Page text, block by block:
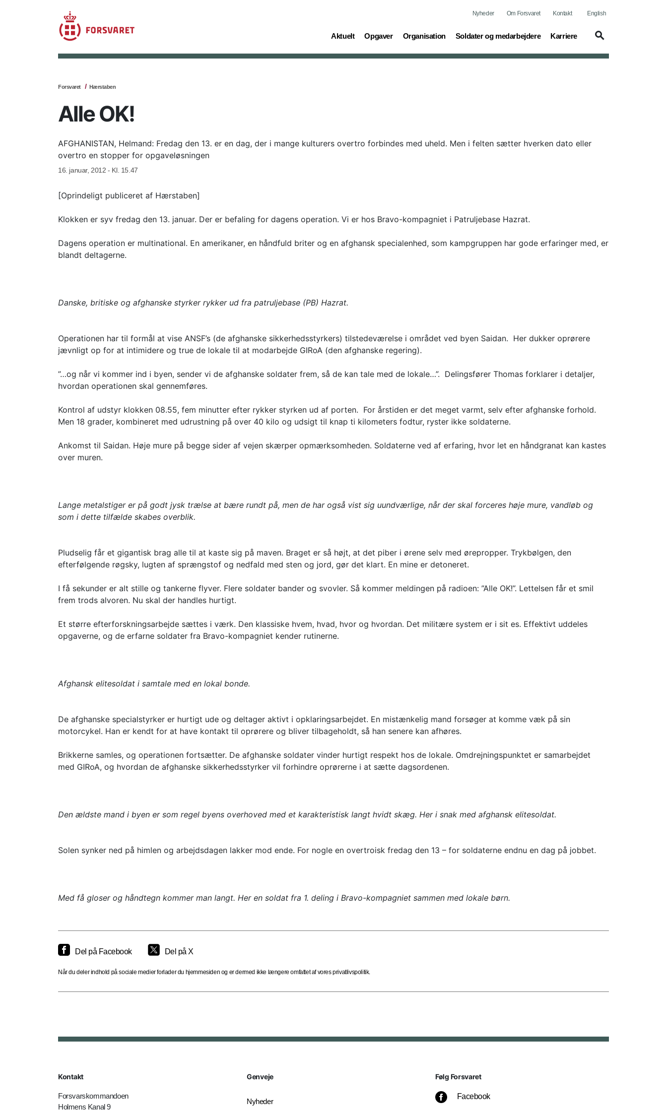
Nyheder Om Forsvaret Kontakt English
Aktuelt
(current) Opgaver
(current) Organisation
(current) Soldater og medarbejdere
(current) Karriere
(current)
Forsvaret Hærstaben
Alle OK!
AFGHANISTAN, Helmand: Fredag den 13. er en dag, der i mange kulturers overtro forbindes med uheld. Men i felten sætter hverken dato eller
overtro en stopper for opgaveløsningen
16. januar, 2012 - Kl. 15.47
[Oprindeligt publiceret af Hærstaben]
Klokken er syv fredag den 13. januar. Der er befaling for dagens operation. Vi er hos Bravo-kompagniet i Patruljebase Hazrat.
Dagens operation er multinational. En amerikaner, en håndfuld briter og en afghansk specialenhed, som kampgruppen har gode erfaringer med, er
blandt deltagerne.
Danske, britiske og afghanske styrker rykker ud fra patruljebase (PB) Hazrat.
Operationen har til formål at vise ANSF’s (de afghanske sikkerhedsstyrkers) tilstedeværelse i området ved byen Saidan. Her dukker oprørere
jævnligt op for at intimidere og true de lokale til at modarbejde GIRoA (den afghanske regering).
”…og når vi kommer ind i byen, sender vi de afghanske soldater frem, så de kan tale med de lokale…”. Delingsfører Thomas forklarer i detaljer,
hvordan operationen skal gennemføres.
Kontrol af udstyr klokken 08.55, fem minutter efter rykker styrken ud af porten. For årstiden er det meget varmt, selv efter afghanske forhold.
Men 18 grader, kombineret med udrustning på over 40 kilo og udsigt til knap ti kilometers fodtur, ryster ikke soldaterne.
Ankomst til Saidan. Høje mure på begge sider af vejen skærper opmærksomheden. Soldaterne ved af erfaring, hvor let en håndgranat kan kastes
over muren.
Lange metalstiger er på godt jysk trælse at bære rundt på, men de har også vist sig uundværlige, når der skal forceres høje mure, vandløb og
som i dette tilfælde skabes overblik.
Pludselig får et gigantisk brag alle til at kaste sig på maven. Braget er så højt, at det piber i ørene selv med ørepropper. Trykbølgen, den
efterfølgende røgsky, lugten af sprængstof og nedfald med sten og jord, gør det klart. En mine er detoneret.
I få sekunder er alt stille og tankerne flyver. Flere soldater bander og svovler. Så kommer meldingen på radioen: ”Alle OK!”. Lettelsen får et smil
frem trods alvoren. Nu skal der handles hurtigt.
Et større efterforskningsarbejde sættes i værk. Den klassiske hvem, hvad, hvor og hvordan. Det militære system er i sit es. Effektivt uddeles
opgaverne, og de erfarne soldater fra Bravo-kompagniet kender rutinerne.
Afghansk elitesoldat i samtale med en lokal bonde.
De afghanske specialstyrker er hurtigt ude og deltager aktivt i opklaringsarbejdet. En mistænkelig mand forsøger at komme væk på sin
motorcykel. Han er kendt for at have kontakt til oprørere og bliver tilbageholdt, så han senere kan afhøres.
Brikkerne samles, og operationen fortsætter. De afghanske soldater vinder hurtigt respekt hos de lokale. Omdrejningspunktet er samarbejdet
med GIRoA, og hvordan de afghanske sikkerhedsstyrker vil forhindre oprørerne i at sætte dagsordenen.
Den ældste mand i byen er som regel byens overhoved med et karakteristisk langt hvidt skæg. Her i snak med afghansk elitesoldat.
Solen synker ned på himlen og arbejdsdagen lakker mod ende. For nogle en overtroisk fredag den 13 – for soldaterne endnu en dag på jobbet.
Med få gloser og håndtegn kommer man langt. Her en soldat fra 1. deling i Bravo-kompagniet sammen med lokale børn.
Del på Facebook Del på X
Når du deler indhold på sociale medier forlader du hjemmesiden og er dermed ikke længere omfattet af vores privatlivspolitik.
Kontakt
Forsvarskommandoen
Holmens Kanal 9
Genveje
Nyheder
Følg Forsvaret
Facebook